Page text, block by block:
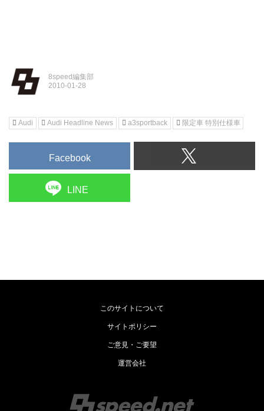
8speed編集部
Audi Audi Headline News a3sportback 限定車 特別仕様車
Facebook
LINE
このサイトについて
サイトポリシー
ご意見・ご要望
運営会社